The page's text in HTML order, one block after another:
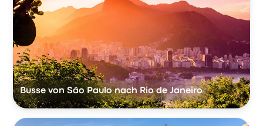
Busse von São Paulo nach Rio de Janeiro